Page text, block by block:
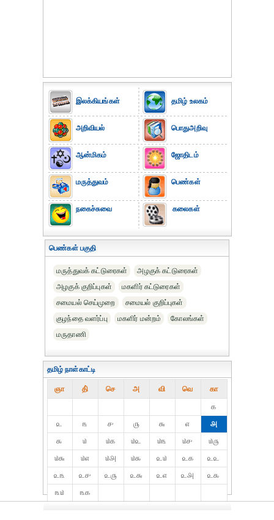
இலக்கியங்கள்
அறிவியல்
ஆன்மிகம்
மருத்துவம்
நகைச்சுவை
தமிழ் உலகம்
பொதுஅறிவு
ஜோதிடம்
பெண்கள்
கலைகள்
பெண்கள் பகுதி
மருத்துவக் கட்டுரைகள்
அழகுக் கட்டுரைகள்
அழகுக் குறிப்புகள்
மகளிர் கட்டுரைகள்
சமையல் செய்முறை
சமையல் குறிப்புகள்
குழந்தை வளர்ப்பு
மகளிர் மன்றம்
கோலங்கள்
மருதாணி
தமிழ் நாள்காட்டி
ஞா தி் செ அ வி வெ கா
௧
௨
௩ ௪ ௫ ௬ ௭
௮
௯
௰ ௰௧ ௰௨ ௰௩ ௰௪
௰௫
௰௬
௰௭ ௰௮ ௰௯ ௨௰ ௨௧
௨௨
௨௩
௨௪ ௨௫ ௨௬ ௨௭ ௨௮
௨௯
௩௰
௩௧